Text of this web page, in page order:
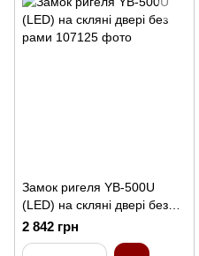
Замок ригеля YB-500U
(LED) на скляні двері без
рами
2 842 грн